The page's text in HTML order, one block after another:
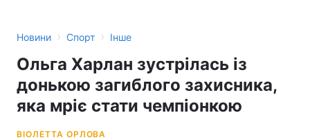
Новини › Спорт › Інше
Ольга Харлан зустрілась із
донькою загиблого захисника,
яка мріє стати чемпіонкою
ВІОЛЕТТА ОРЛОВА